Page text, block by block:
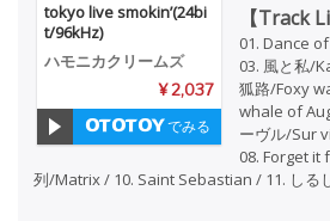
tokyo live smokin’(24bi
t/96kHz)
ハモニカクリームズ
¥ 2,037
でみる
【Track
01. Dance
03. 風と私/
狐路/Foxy
whale of
ーヴル/Sur
08. Forget it
列/Matrix / 10. Saint Sebastian / 11. しる